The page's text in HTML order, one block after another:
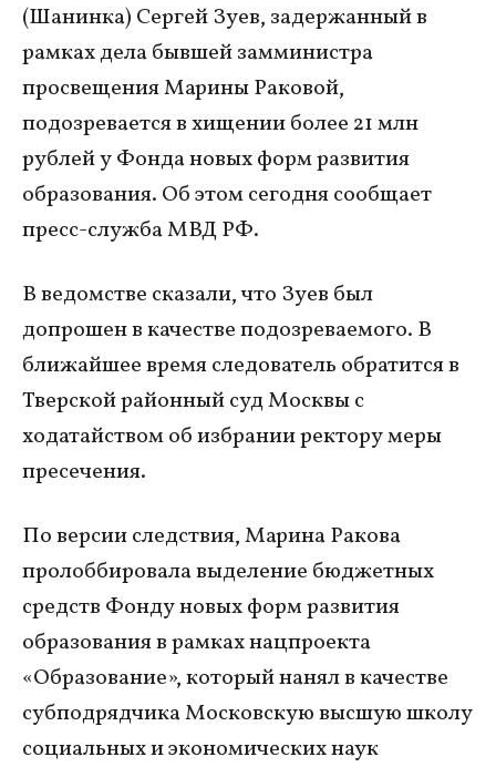
(Шанинка) Сергей Зуев, задержанный в
рамках дела бывшей замминистра
просвещения Марины Раковой,
подозревается в хищении более 21 млн
рублей у Фонда новых форм развития
образования. Об этом сегодня сообщает
пресс-служба МВД РФ.
В ведомстве сказали, что Зуев был
допрошен в качестве подозреваемого. В
ближайшее время следователь обратится в
Тверской районный суд Москвы с
ходатайством об избрании ректору меры
пресечения.
По версии следствия, Марина Ракова
пролоббировала выделение бюджетных
средств Фонду новых форм развития
образования в рамках нацпроекта
«Образование», который нанял в качестве
субподрядчика Московскую высшую школу
социальных и экономических наук